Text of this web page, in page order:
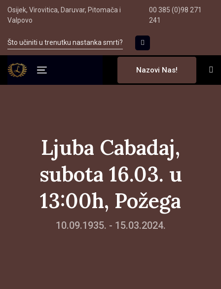
Skip
links
Skip
navigation
content
Osijek, Virovitica, Daruvar, Pitomača i
Valpovo
00 385 (0)98 271
241
Što učiniti u trenutku nastanka smrti?
Toggle
Nazovi Nas!
Ljuba Cabadaj,
subota 16.03. u
13:00h, Požega
10.09.1935. - 15.03.2024.